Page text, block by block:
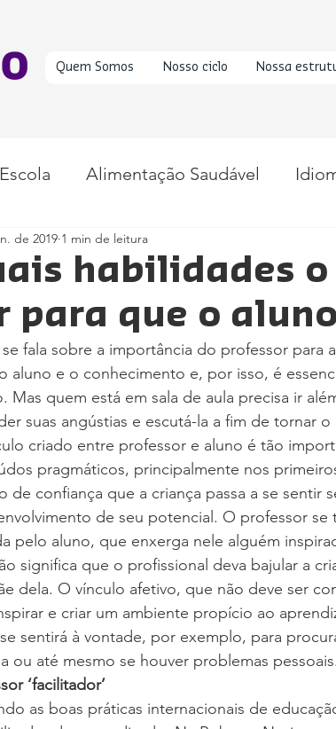
Quem Somos Nosso ciclo Nossa
Escola Alimentação Saudável
habilidades
para que o
de 2019 1 min de leitura
fala sobre a importância do professor para
aluno e o conhecimento e, por isso, é
Mas quem está em sala de aula precisa ir
suas angústias e escutá-la a fim de tornar
criado entre professor e aluno é tão
pragmáticos, principalmente nos
de confiança que a criança passa a se sentir
de seu potencial. O professor se
pelo aluno, que enxerga nele alguém
significa que o profissional deva bajular a
dela. O vínculo afetivo, que não deve ser
e criar um ambiente propício ao
sentirá à vontade, por exemplo, para
ou até mesmo se houver problemas pessoais.
‘facilitador’
as boas práticas internacionais de